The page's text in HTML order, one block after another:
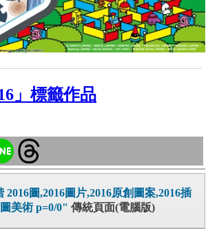
」標籤作品
2016圖,2016圖片,2016原創圖案,2016插
美術 p=0/0" 傳統頁面(電腦版)